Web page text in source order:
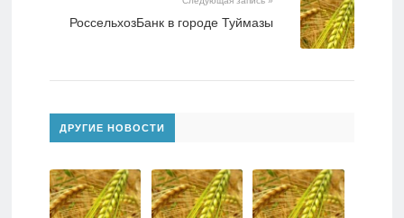
РоссельхозБанк в городе Туймазы
ДРУГИЕ НОВОСТИ